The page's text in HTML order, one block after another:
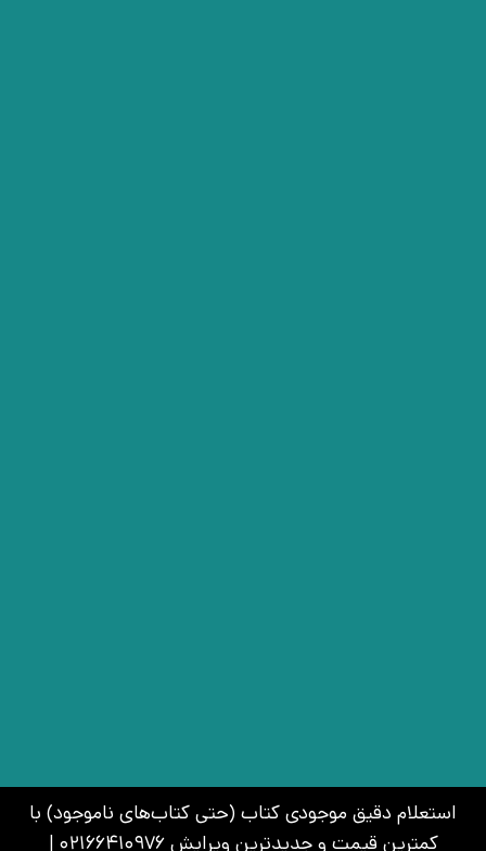
استعلام دقیق موجودی کتاب (حتی کتاب‌های ناموجود) با
کمترین قیمت و جدیدترین ویرایش 02166410976 |